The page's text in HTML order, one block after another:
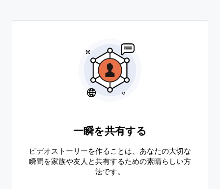
一瞬を共有する
ビデオストーリーを作ることは、あなたの大切な
瞬間を家族や友人と共有するための素晴らしい方
法です。